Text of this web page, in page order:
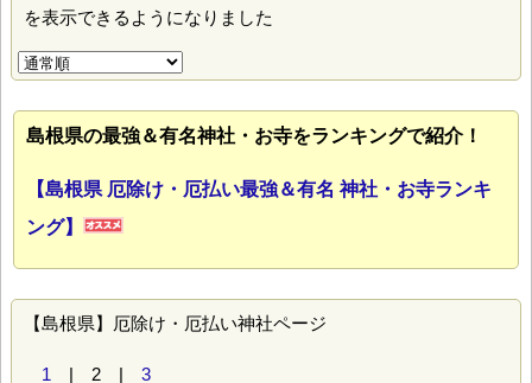
を表示できるようになりました
島根県の最強＆有名神社・お寺をランキングで紹介！
【島根県 厄除け・厄払い最強＆有名 神社・お寺ランキ
ング】
【島根県】厄除け・厄払い神社ページ
1 | 2 | 3